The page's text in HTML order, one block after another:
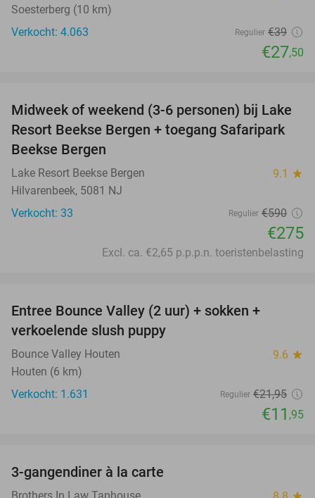
Soesterberg (10 km)
Verkocht: 4.063
Regulier €39
€27,50
53%
Midweek of weekend (3-6 personen) bij Lake
Resort Beekse Bergen + toegang Safaripark
Beekse Bergen
Lake Resort Beekse Bergen 9.1 star
Hilvarenbeek, 5081 NJ
Verkocht: 33
Regulier €590
€275
Excl. ca. €2,65 p.p.p.n. toeristenbelasting
Entree Bounce Valley (2 uur) + sokken +
verkoelende slush puppy
Bounce Valley Houten 9.6 star
Houten (6 km)
Verkocht: 1.631
Regulier €21,95
€11 ,95
3-gangendiner à la carte